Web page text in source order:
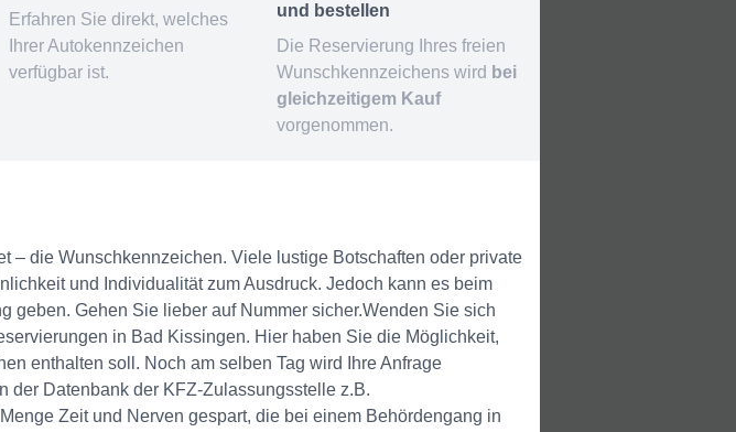
Erfahren Sie direkt, welches
Ihrer Autokennzeichen
verfügbar ist.
und bestellen
Die Reservierung Ihres freien
Wunschkennzeichens wird bei
gleichzeitigem Kauf
vorgenommen.
– die Wunschkennzeichen. Viele lustige Botschaften oder private
und Individualität zum Ausdruck. Jedoch kann es beim
Gehen Sie lieber auf Nummer sicher.Wenden Sie sich
in Bad Kissingen. Hier haben Sie die Möglichkeit,
enthalten soll. Noch am selben Tag wird Ihre Anfrage
der Datenbank der KFZ-Zulassungsstelle z.B.
Zeit und Nerven gespart, die bei einem Behördengang in